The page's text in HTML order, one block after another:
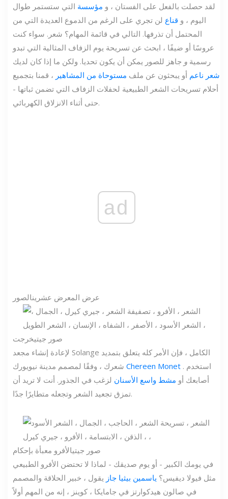
لقد حصلت بالفعل على الفستان ، و مؤسسة التي ستستمر طوال
اليوم ، و قناع لن تجري على الرغم من الدموع العديدة التي من
المحتمل أن تذرفها. التالي في قائمة المهام؟ شعر. سواء كنت
عروسًا أو ضيفًا ، ابحث عن تسريحة يوم الزفاف المثالية التي تبدو
رسمية و جاهز للصور يمكن أن يكون تحديا. ولكن ما إذا كان لديك
شعر ناعم أو يبحثون عن ملف مستوحاة من المشاهير ، قمنا بتجميع
أحلام تسريحات الشعر الطبيعية لحفلات الزفاف التي تضمن ثباتها -
حتى أثناء الانزلاق الكهربائي.
ad
عرض المعرض عشرينالصور
صور جيتيخرجت
لإعادة إنشاء مجعد Solange الكامل ، فإن الأمر كله يتعلق بتمديد
Chereen Monet . استخدم
أصابعك أو مشط واسع الأسنان لزغب في الجذور. أنت لا تريد أن
تمزق تجعيد الشعر وتجعله متطايرًا جدًا.
صور جيتيالأفرو معبأة بإحكام
في يومك الكبير - أو يوم صديقك - لماذا لا تحتضن الأفرو الطبيعي
مثل فيولا ديفيس؟ ياسمين بيثيا جاز يقول ، خبير الحلاقة والمصمم
في صالون هيدكوارتز في جامايكا ، كوينز ، إنه من المهم أولاً